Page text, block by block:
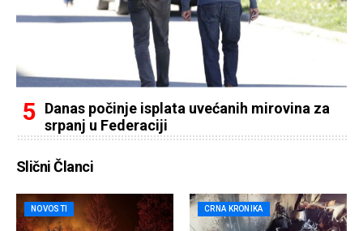
Danas počinje isplata uvećanih mirovina za
srpanj u Federaciji
Slični Članci
NOVOSTI CRNA KRONIKA